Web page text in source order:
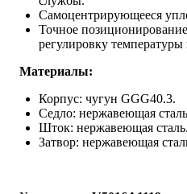
Самоцентрирующееся
Точное
регулировку
Материалы:
Корпус: чугун GGG40.3.
Седло: нержавеющая
Шток: нержавеющая сталь.
Затвор: нержавеющая